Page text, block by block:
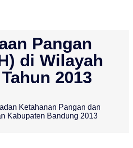
Pangan
di Wilayah
2013
Ketahanan Pangan dan
Kabupaten Bandung 2013